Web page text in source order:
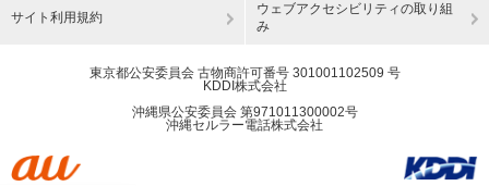
サイト利用規約
ウェブアクセシビリティの取り組
み
東京都公安委員会 古物商許可番号 301001102509 号
KDDI株式会社
沖縄県公安委員会 第971011300002号
沖縄セルラー電話株式会社